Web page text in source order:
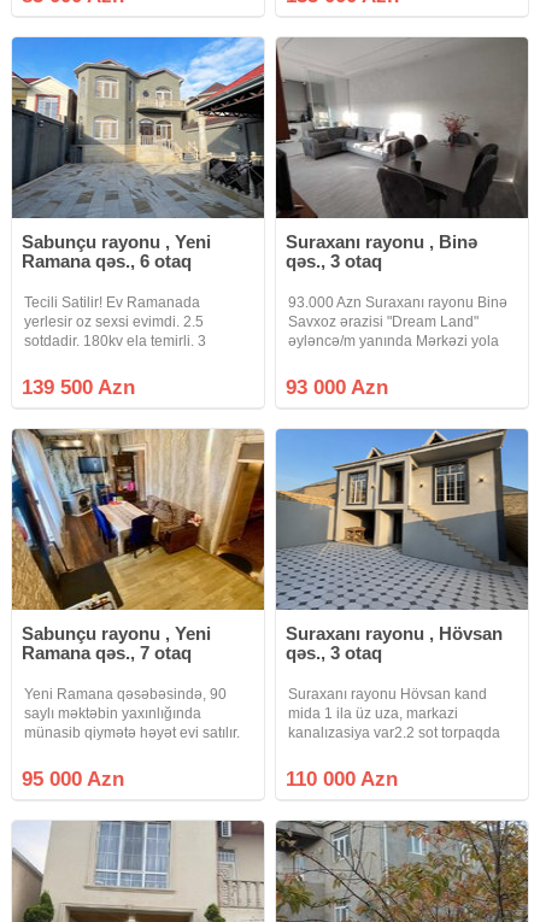
avtomobil rahatlıqla daxil ola bilir.
mənzil satılır. Mənzil 4 mərtəbəli
Sabunçu rayonu , Yeni
Ramana qəs., 6 otaq
Tecili Satilir! Ev Ramanada
yerlesir oz sexsi evimdi. 2.5
sotdadir. 180kv ela temirli. 3
arasi monalit edilib mekteb bagca
evin duz yaninda. araz ve
cox
139 500 Azn
Suraxanı rayonu , Binə
qəs., 3 otaq
93.000 Azn Suraxanı rayonu Binə
Savxoz ərazisi "Dream Land"
əyləncə/m yanında Mərkəzi yola
sahəsi: 70 kv.m Otaq sayı: 3 ot
Sənəd Çıxarış ( kupça). Evində
93 000 Azn
Sabunçu rayonu , Yeni
Ramana qəs., 7 otaq
Yeni Ramana qəsəbəsində, 90
saylı məktəbin yaxınlığında
münasib qiymətə həyət evi satılır.
baxımından çox əlverişli
ərazidədir. Yaxınlıqda məktəb,
yerləşir.
95 000 Azn
Suraxanı rayonu , Hövsan
qəs., 3 otaq
Suraxanı rayonu Hövsan kand
mida 1 ila üz uza, markazi
kanalızasiya var2.2 sot torpaqda
birinci martabada normal otaqlar
sanuzel var, yuxarıda 3 otaq 120
110 000 Azn